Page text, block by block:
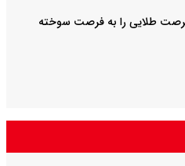
طلایی را به فرصت سوخته